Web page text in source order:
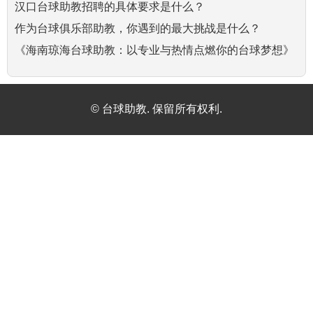
汉口台球助教招聘的具体要求是什么？
作为台球俱乐部助教，你遇到的最大挑战是什么？
《海南琼海台球助教：以专业与热情点燃你的台球梦想》
© 台球助教. 保留所有权利.